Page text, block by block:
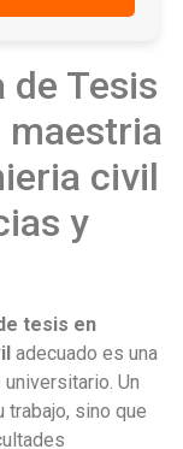
de Tesis
maestria
civil
y
tesis en
adecuado es una
Un
trabajo, sino que